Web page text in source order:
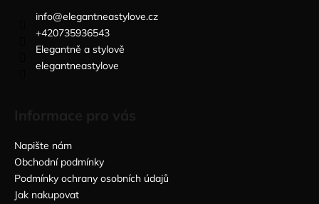
info@elegantneastylove.cz
+420735936543
Elegantně a stylově
elegantneastylove
Napište nám
Obchodní podmínky
Podmínky ochrany osobních údajů
Jak nakupovat